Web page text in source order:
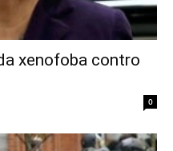
xenofoba contro
0